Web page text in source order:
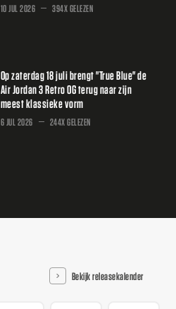
10 JUL 2026 394X GELEZEN
Op zaterdag 18 juli brengt "True Blue" de
Air Jordan 3 Retro OG terug naar zijn
meest klassieke vorm
6 JUL 2026 244X GELEZEN
Bekijk releasekalender